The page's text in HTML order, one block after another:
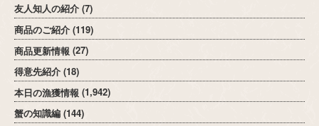
友人知人の紹介 (7)
商品のご紹介 (119)
商品更新情報 (27)
得意先紹介 (18)
本日の漁獲情報 (1,942)
蟹の知識編 (144)